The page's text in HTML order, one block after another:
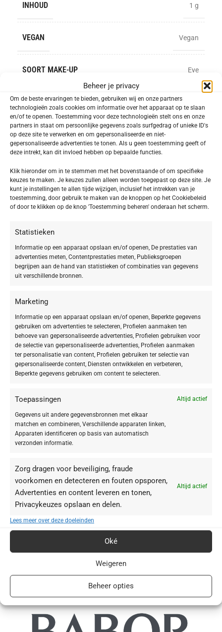
Beheer je privacy
Om de beste ervaringen te bieden, gebruiken wij en onze partners
technologieën zoals cookies om informatie over het apparaat op te slaan
en/of te openen. Toestemming voor deze technologieën stelt ons en onze
partners in staat om persoonlijke gegevens zoals surfgedrag of unieke ID's
op deze site te verwerken en om gepersonaliseerde en niet-
gepersonaliseerde advertenties te tonen. Als u geen toestemming geeft of
deze intrekt, kan dit invloed hebben op bepaalde functies.
Klik hieronder om in te stemmen met het bovenstaande of om specifieke
keuzes te maken. Je keuzes zullen alleen worden toegepast op deze site. Je
kunt je instellingen te allen tijde wijzigen, inclusief het intrekken van je
toestemming, door gebruik te maken van de knoppen op het Cookiebeleid
of door te klikken op de knop 'Toestemming beheren' onderaan het scherm.
Statistieken
Informatie op een apparaat opslaan en/of openen, De prestaties van
advertenties meten, Contentprestaties meten, Publieksgroepen
begrijpen aan de hand van statistieken of combinaties van gegevens
uit verschillende bronnen.
Marketing
Informatie op een apparaat opslaan en/of openen, Beperkte gegevens
gebruiken om advertenties te selecteren, Profielen aanmaken ten
behoeve van gepersonaliseerde advertenties, Profielen gebruiken voor
de selectie van gepersonaliseerde advertenties, Profielen aanmaken
ter personalisatie van content, Profielen gebruiken ter selectie van
gepersonaliseerde content, Diensten ontwikkelen en verbeteren,
Beperkte gegevens gebruiken om content te selecteren.
Toepassingen Altijd actief
Gegevens uit andere gegevensbronnen met elkaar
matchen en combineren, Verschillende apparaten linken,
Apparaten identificeren op basis van automatisch
verzonden informatie.
Zorg dragen voor beveiliging, fraude
voorkomen en detecteren en fouten opsporen,
Advertenties en content leveren en tonen,
Privacykeuzes opslaan en delen.
Altijd actief
Lees meer over deze doeleinden
Oké
Weigeren
Beheer opties
INHOUD 1 g
VEGAN Vegan
SOORT MAKE-UP Eye
TOEVOEGEN AAN WINKELWAGEN
Toevoegen aan verlanglijst
SKU:632101
Categorieën: Eye Make-up, SKINCARE Make-up
Delen:
Eye Contour Pencil 01 black
Deze BABOR Eye Contour Pencil is een longlasting
oogcontourpotlood voor het benadrukken van de
oogopslag.
In 4 kleuren verkrijgbaar.
Eye Contour Pencil omrandt, definieert en beschaduwthet oog met
intense kleur en perfecte finish
Het Eye Contour Pencil is heel
. Door zijn
perfecte kleurafgifte en -intensiteitis achteraf bijtekenen niet nodig
Toepassing
naar de binnenste ooghoek. Verleng daarbij de buitenste ooghoek om de
ogen meer contour te geven.
Teken vervolgens de bovenste ooglijn ook vanuit de buitenste hoek
(aansluitend op de verlengde ooghoek) naar binnen toe boven de
geschikt om de ooglijn zacht te vervagen of corrigeren.
Zo nodig bijslijpen met een make-up-puntenslijper.